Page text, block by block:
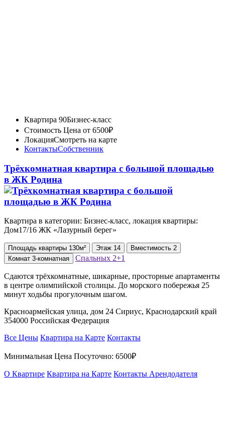
Квартира 90Бизнес-класс
Стоимость Цена от 6500₽
ЛокацияСмотреть на карте
КонтактыСобственник
Трёхкомнатная квартира с большой площадью
в ЖК Родина
Квартира в категории: Бизнес-класс, локация квартиры:
Дом17/16 ЖК «Лазурный берег»
Площадь квартиры 130м² Этаж 14 Вместимость 2
Комнат 3-комнатная Спальных 2+1
Сдаются трёхкомнатные, шикарные, просторные апартаменты
в центре олимпийской столицы. До морского побережья 25
минут ходьбы прогулочным шагом.
Красноармейская улица, дом 24 Сириус, Краснодарский край
354000 Российская Федерация
Все Цены Квартира на Карте Контакты
Минимальная Цена Посуточно: 6500₽
О Квартире Квартира на Карте Контакты Арендодателя